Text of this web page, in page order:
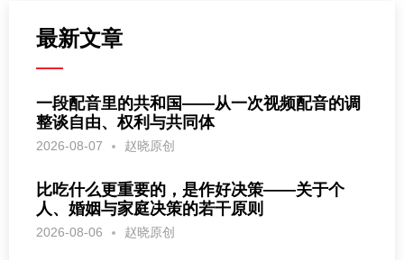
最新文章
一段配音里的共和国——从一次视频配音的调
整谈自由、权利与共同体
2026-08-07 赵晓原创
比吃什么更重要的，是作好决策——关于个
人、婚姻与家庭决策的若干原则
2026-08-06 赵晓原创